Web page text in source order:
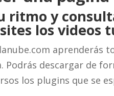
ritmo y
los videos
aprenderás
Podrás descargar de
los plugins que se